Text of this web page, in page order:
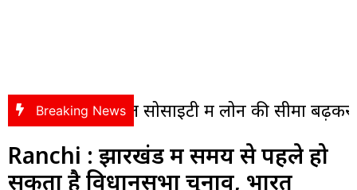
Breaking News
सोसाइटी में लोन की सीमा बढ़कर 9.50
Ranchi : झारखंड में समय से पहले हो
सकता है विधानसभा चुनाव, भारत